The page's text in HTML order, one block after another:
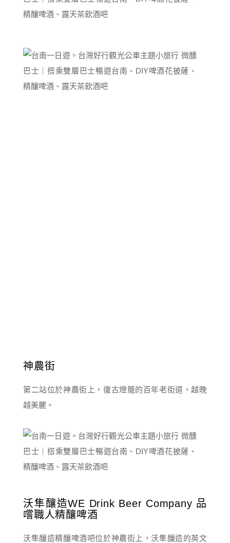
神農街
第二站位於神農街上，復古燈籠的百年老街道，越晚
越美麗。
沃隼釀造WE Drink Beer Company 品
嚐職人精釀啤酒
沃隼釀造精釀啤酒吧位於神農街上，沃隼釀造的英文